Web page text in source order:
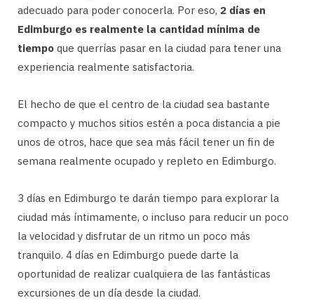
adecuado para poder conocerla. Por eso, 2 días en
Edimburgo es realmente la cantidad mínima de
tiempo que querrías pasar en la ciudad para tener una
experiencia realmente satisfactoria.
El hecho de que el centro de la ciudad sea bastante
compacto y muchos sitios estén a poca distancia a pie
unos de otros, hace que sea más fácil tener un fin de
semana realmente ocupado y repleto en Edimburgo.
3 días en Edimburgo te darán tiempo para explorar la
ciudad más íntimamente, o incluso para reducir un poco
la velocidad y disfrutar de un ritmo un poco más
tranquilo. 4 días en Edimburgo puede darte la
oportunidad de realizar cualquiera de las fantásticas
excursiones de un día desde la ciudad.